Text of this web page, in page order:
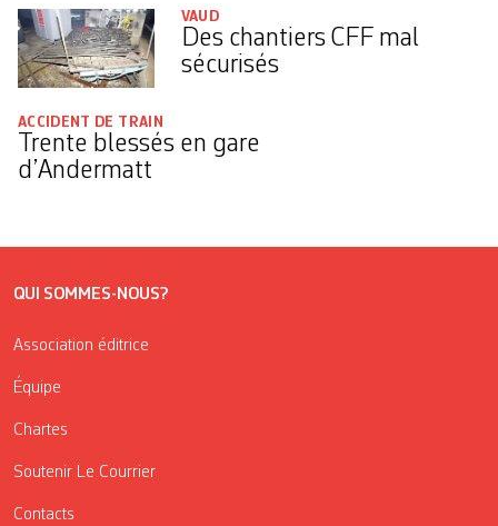
VAUD
Des chantiers CFF mal
sécurisés
ACCIDENT DE TRAIN
Trente blessés en gare
d’Andermatt
QUI SOMMES-NOUS?
Association éditrice
Équipe
Chartes
Soutenir Le Courrier
Contacts